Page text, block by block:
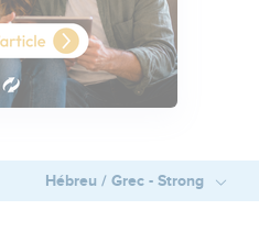
Hébreu / Grec - Strong